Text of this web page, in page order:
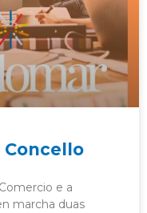
Concello
e a
marcha duas